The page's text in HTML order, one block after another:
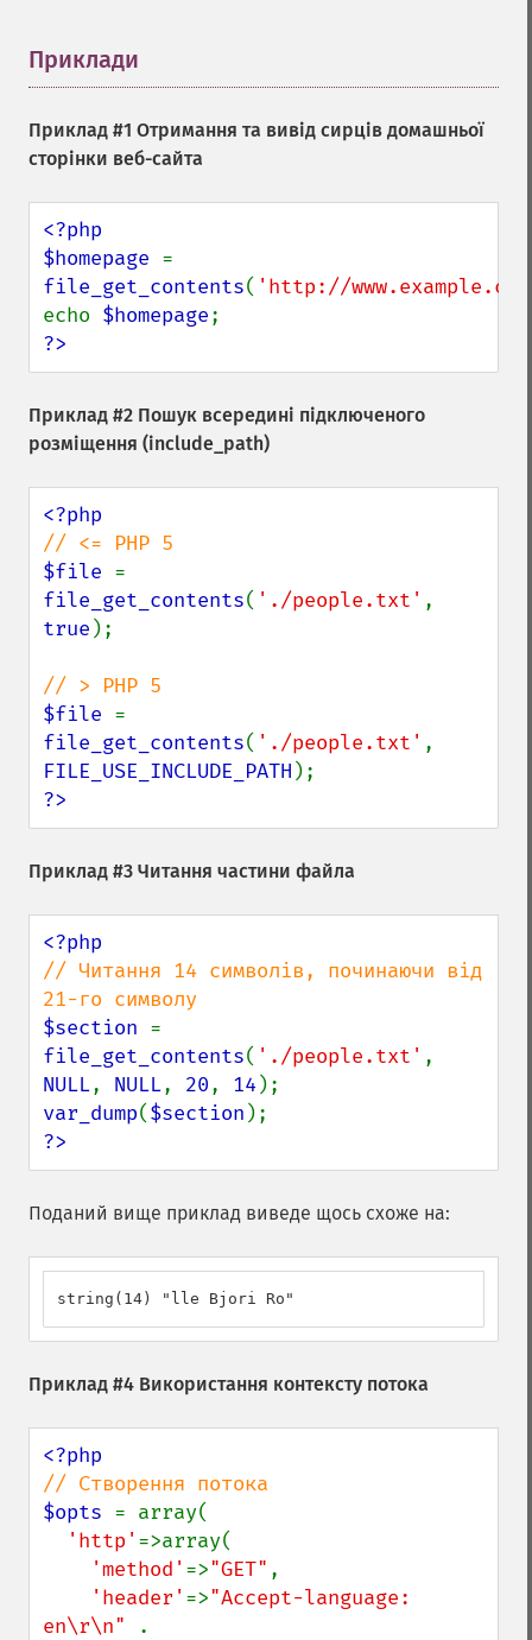
Приклади
Приклад #1 Отримання та вивід сирців домашньої
сторінки веб-сайта
<?php
$homepage
file_get_contents( 'http://
echo $homepage
?>
Приклад #2 Пошук всередині підключеного
розміщення (include_path)
$file
file_get_contents( './people.txt'
true );
$file
file_get_contents( './people.txt'
FILE_USE_INCLUDE_PATH
?>
Приклад #3 Читання частини файла
// Читання 14 символів, починаючи від
$section
file_get_contents( './people.txt'
NULL, NULL, 20, 14
var_dump($section
?>
Поданий вище приклад виведе щось схоже на:
string(14) "lle Bjori Ro"
Приклад #4 Використання контексту потока
$opts = array(
'http' =>array(
'method' =>"GET" ,
'header' =>"Accept-language:
en\r\n"
.